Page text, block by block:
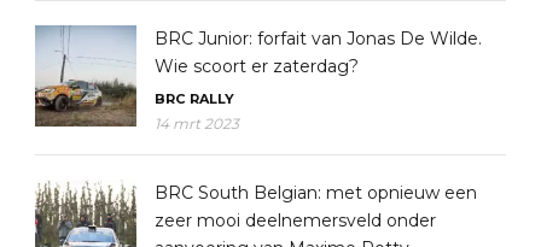
BRC Junior: forfait van Jonas De Wilde.
Wie scoort er zaterdag?
BRC RALLY
14 mrt 2023
BRC South Belgian: met opnieuw een
zeer mooi deelnemersveld onder